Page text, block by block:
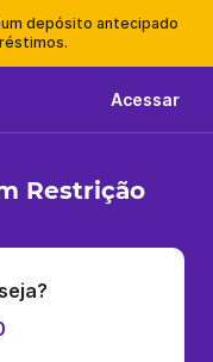
depósito antecipado
Acessar
Restrição